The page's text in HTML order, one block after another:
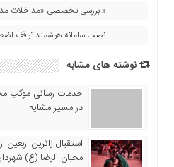
« بررسی تخصصی «مداخلات
نصب سامانه هوشمند توقف
نوشته های مشابه
در مسیر مشایه
استقبال زائرین
محبان الرضا (ع)